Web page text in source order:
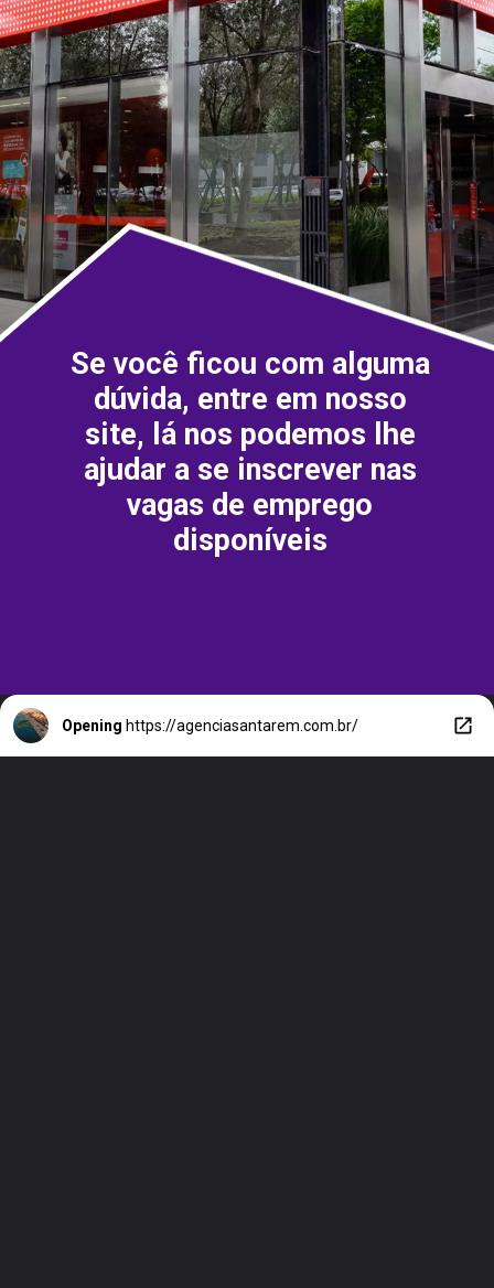
Se você ficou com alguma
dúvida, entre em nosso
site, lá nos podemos lhe
ajudar a se inscrever nas
vagas de emprego
disponíveis
Opening https://agenciasantarem.com.br/